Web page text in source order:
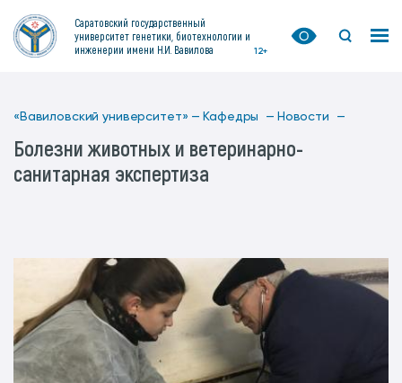
Саратовский государственный
университет генетики, биотехнологии и
инженерии имени Н.И. Вавилова
12+
«Вавиловский университет» — Кафедры — Новости —
Болезни животных и ветеринарно-
санитарная экспертиза